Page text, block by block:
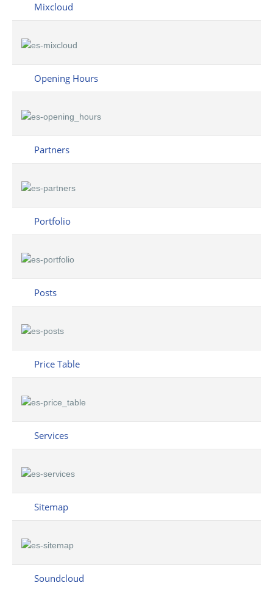
Mixcloud
Opening Hours
Partners
Portfolio
Posts
Price Table
Services
Sitemap
Soundcloud